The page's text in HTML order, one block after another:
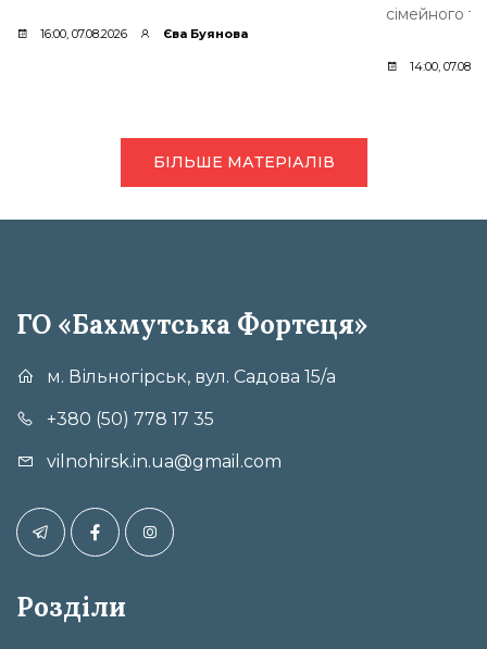
16:00, 07.08.2026 Єва Буянова
сімейного
14:00,
БІЛЬШЕ МАТЕРІАЛІВ
ГО «Бахмутська Фортеця»
м. Вільногірськ, вул. Садова 15/а
+380 (50) 778 17 35
vilnohirsk.in.ua@gmail.com
Розділи